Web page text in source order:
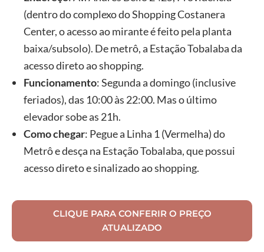
(dentro do complexo do Shopping Costanera
Center, o acesso ao mirante é feito pela planta
baixa/subsolo). De metrô, a Estação Tobalaba da
acesso direto ao shopping.
Funcionamento: Segunda a domingo (inclusive
feriados), das 10:00 às 22:00. Mas o último
elevador sobe as 21h.
Como chegar: Pegue a Linha 1 (Vermelha) do
Metrô e desça na Estação Tobalaba, que possui
acesso direto e sinalizado ao shopping.
CLIQUE PARA CONFERIR O PREÇO
ATUALIZADO